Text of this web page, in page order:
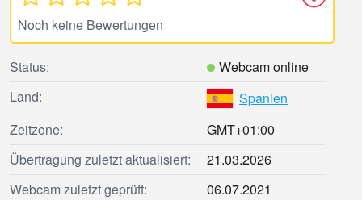
Noch keine Bewertungen
Status:
Webcam online
Land:
Spanien
Zeitzone:
GMT+01:00
Übertragung zuletzt aktualisiert:
21.03.2026
Webcam zuletzt geprüft:
06.07.2021